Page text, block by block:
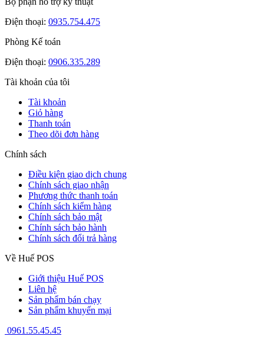
Điện thoại: 0935.754.475
Phòng Kế toán
Điện thoại: 0906.335.289
Tài khoản của tôi
Tài khoản
Giỏ hàng
Thanh toán
Theo dõi đơn hàng
Chính sách
Điều kiện giao dịch chung
Chính sách giao nhận
Phương thức thanh toán
Chính sách kiểm hàng
Chính sách bảo mật
Chính sách bảo hành
Chính sách đổi trả hàng
Về Huế POS
Giới thiệu Huế POS
Liên hệ
Sản phẩm bán chạy
Sản phẩm khuyến mại
0961.55.45.45